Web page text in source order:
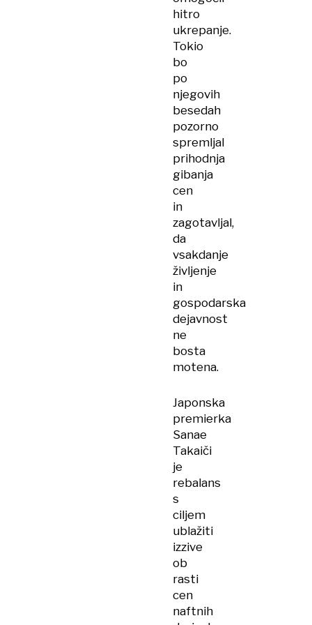
hitro
ukrepanje.
Tokio
bo
po
njegovih
besedah
pozorno
spremljal
prihodnja
gibanja
cen
in
zagotavljal,
da
vsakdanje
življenje
in
gospodarska
dejavnost
ne
bosta
motena.
Japonska
premierka
Sanae
Takaiči
je
rebalans
s
ciljem
ublažiti
izzive
ob
rasti
cen
naftnih